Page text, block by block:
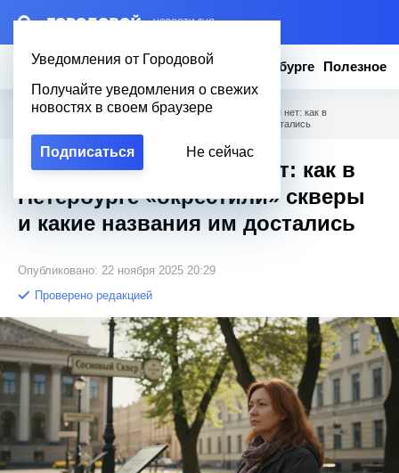
– НОВОСТИ ДНЯ
Уведомления от Городовой
Получайте уведомления о свежих
новостях в своем браузере
Подписаться Не сейчас
Новости Эксклюзив Вопросы о Петербурге Полезное
Городовой Новости Петербурга / Безымянных больше нет: как в
Петербурге «окрестили» скверы и какие названия им достались
Безымянных больше нет: как в
Петербурге «окрестили» скверы
и какие названия им достались
Опубликовано: 22 ноября 2025 20:29
Проверено редакцией